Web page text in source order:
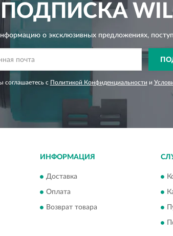
ПОДПИСКА
о эксклюзивных предложениях,
соглашаетесь с Политикой Конфиденциальности и
ИНФОРМАЦИЯ
Доставка
Оплата
Возврат товара